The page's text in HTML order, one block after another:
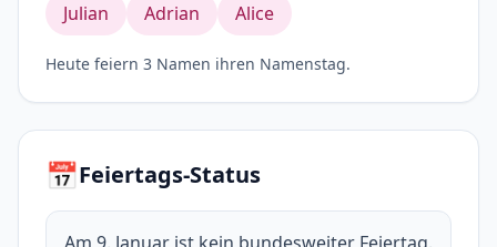
Julian Adrian Alice
Heute feiern 3 Namen ihren Namenstag.
📅Feiertags-Status